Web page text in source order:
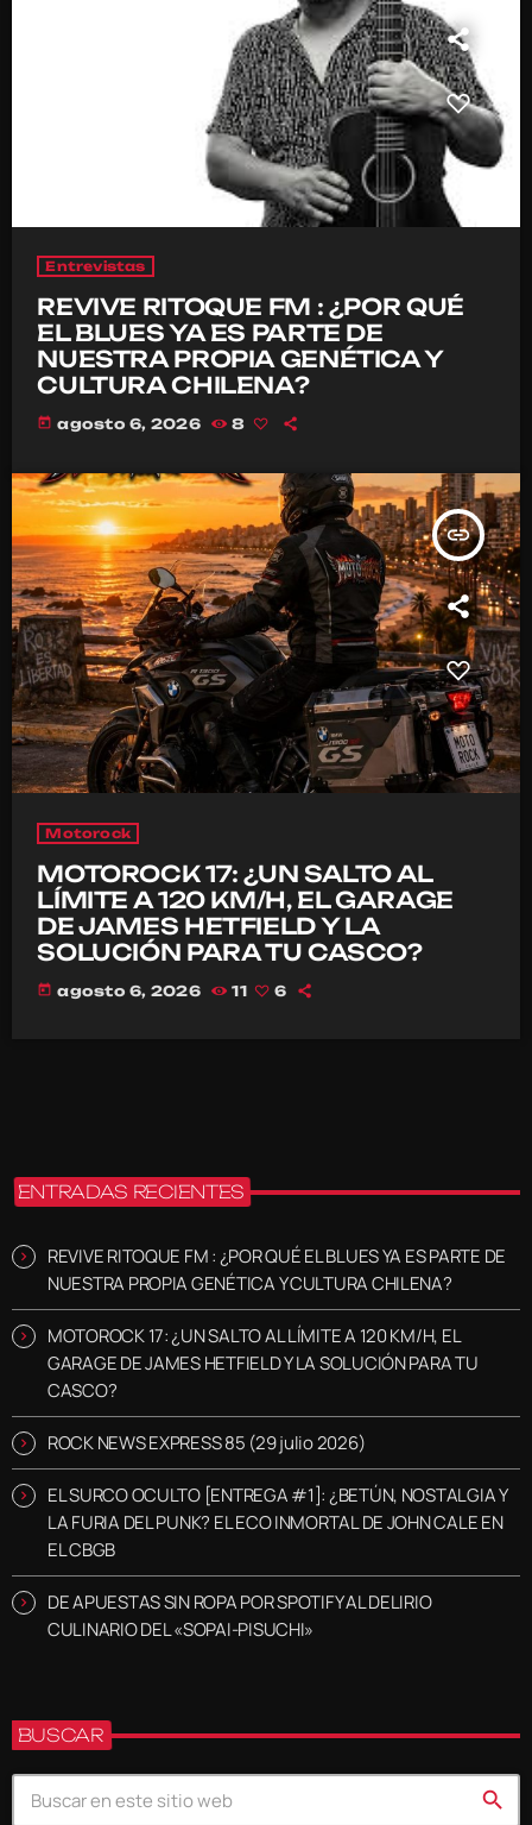
Entrevistas
REVIVE RITOQUE FM : ¿POR QUÉ
EL BLUES YA ES PARTE DE
NUESTRA PROPIA GENÉTICA Y
CULTURA CHILENA?
today agosto 6, 2026 8
insert_link
Motorock
MOTOROCK 17: ¿UN SALTO AL
LÍMITE A 120 KM/H, EL GARAGE
DE JAMES HETFIELD Y LA
SOLUCIÓN PARA TU CASCO?
today agosto 6, 2026 11 6
ENTRADAS RECIENTES
REVIVE RITOQUE FM : ¿POR QUÉ EL BLUES YA ES PARTE DE
NUESTRA PROPIA GENÉTICA Y CULTURA CHILENA?
MOTOROCK 17: ¿UN SALTO AL LÍMITE A 120 KM/H, EL
GARAGE DE JAMES HETFIELD Y LA SOLUCIÓN PARA TU
CASCO?
ROCK NEWS EXPRESS 85 (29 julio 2026)
EL SURCO OCULTO [ENTREGA #1]: ¿BETÚN, NOSTALGIA Y
LA FURIA DEL PUNK? EL ECO INMORTAL DE JOHN CALE EN
EL CBGB
DE APUESTAS SIN ROPA POR SPOTIFY AL DELIRIO
CULINARIO DEL «SOPAI-PISUCHI»
BUSCAR
search